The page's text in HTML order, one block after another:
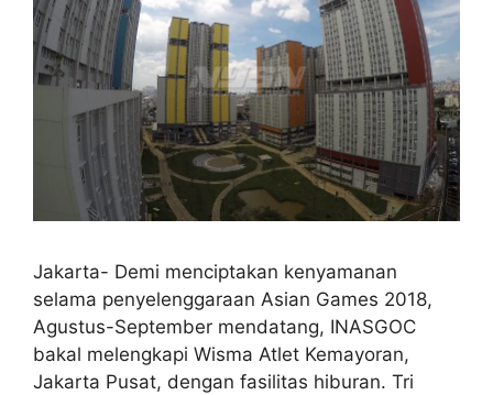
Jakarta- Demi menciptakan kenyamanan
selama penyelenggaraan Asian Games 2018,
Agustus-September mendatang, INASGOC
bakal melengkapi Wisma Atlet Kemayoran,
Jakarta Pusat, dengan fasilitas hiburan. Tri